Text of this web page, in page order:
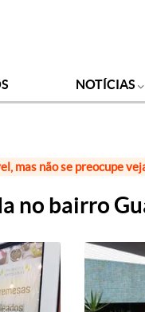
NOTÍCIAS
mas não se preocupe
no bairro